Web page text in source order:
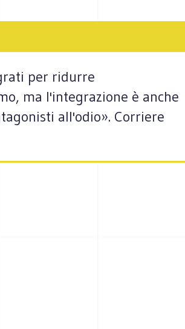
per ridurre
ma l'integrazione è anche
all'odio». Corriere